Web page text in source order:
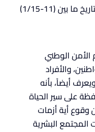
بين (11-1/15)
الوطني
والأفراد
أيضاً، بأنه
على سير الحياة
وقوع أية أزمات
المجتمع البشرية